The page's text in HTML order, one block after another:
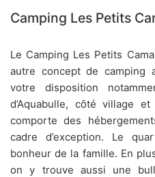
Camping Les Petits
Le Camping Les Petits
autre concept de camping
votre disposition
d’Aquabulle, côté village
comporte des
cadre d’exception. Le
bonheur de la famille. En
on y trouve aussi une